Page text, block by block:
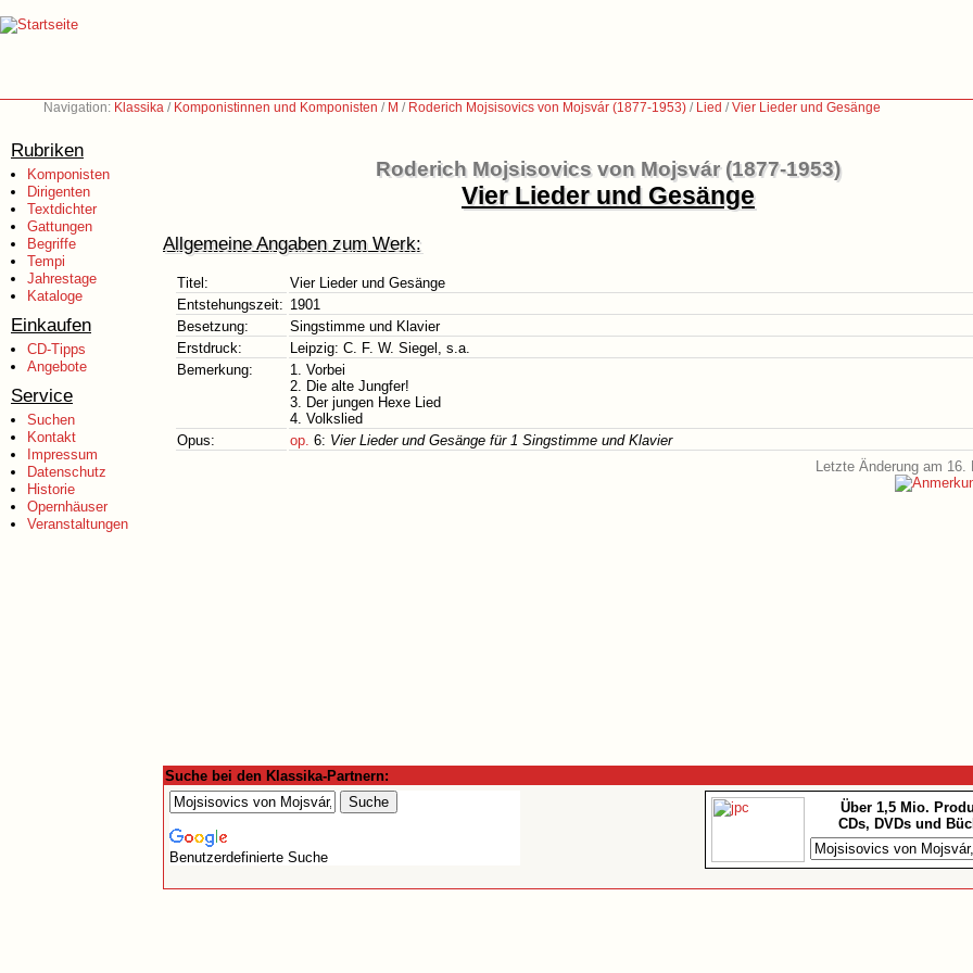
Navigation: Klassika / Komponistinnen und Komponisten / M / Roderich Mojsisovics von Mojsvár (1877-1953) / Lied /Vier Lieder und Gesänge
Rubriken
Komponisten
Dirigenten
Textdichter
Gattungen
Begriffe
Tempi
Jahrestage
Kataloge
Einkaufen
CD-Tipps
Angebote
Service
Suchen
Kontakt
Impressum
Datenschutz
Historie
Opernhäuser
Veranstaltungen
Roderich Mojsisovics von Mojsvár (1877-1953)
Vier Lieder und Gesänge
Allgemeine Angaben zum Werk:
Titel:
Vier Lieder und Gesänge
Entstehungszeit: 1901
Besetzung:
Singstimme und Klavier
Erstdruck:
Leipzig: C. F. W. Siegel, s.a.
Bemerkung:
1. Vorbei
2. Die alte Jungfer!
3. Der jungen Hexe Lied
4. Volkslied
Opus:
op. 6: Vier Lieder und Gesänge für 1 Singstimme und Klavier
Letzte Änderung am 16.
Suche bei den Klassika-Partnern:
Benutzerdefinierte Suche
Über 1,5 Mio.
CDs, DVDs und